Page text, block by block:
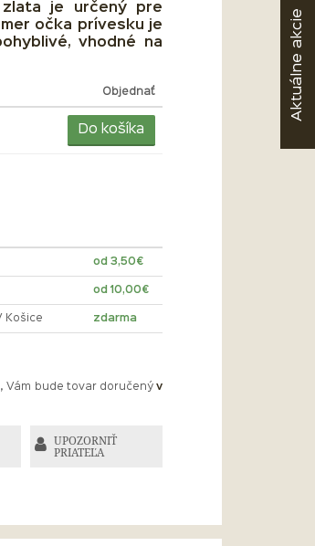
Aktuálne
akcie
je určený pre
očka prívesku je
vhodné na
Objednať
Do košíka
od 3,50€
od 10,00€
Košice zdarma
Vám bude tovar doručený v
UPOZORNIŤ
PRIATEĽA